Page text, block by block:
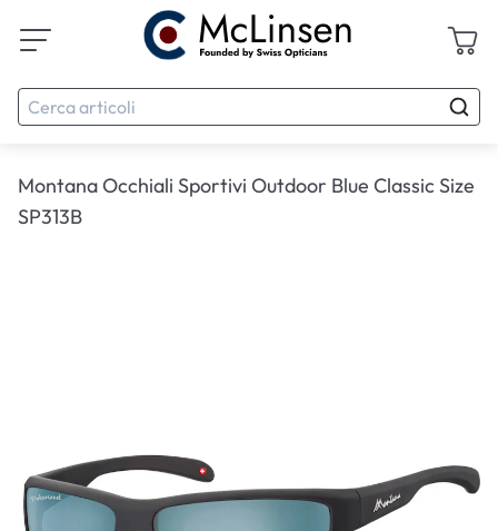
Montana Occhiali Sportivi Outdoor Blue Classic Size
SP313B